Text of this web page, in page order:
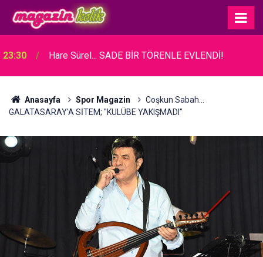
23:30 Hare Sürel... SADE BİR TÖRENLE EVLENDİ!
Anasayfa Spor Magazin
Coşkun Sabah...
GALATASARAY'A SİTEM; "KULÜBE YAKIŞMADI"